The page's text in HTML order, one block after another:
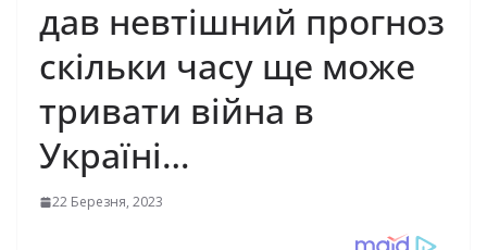
дав невтішний прогноз
скільки часу ще може
тривати війна в
Україні…
22 Березня, 2023